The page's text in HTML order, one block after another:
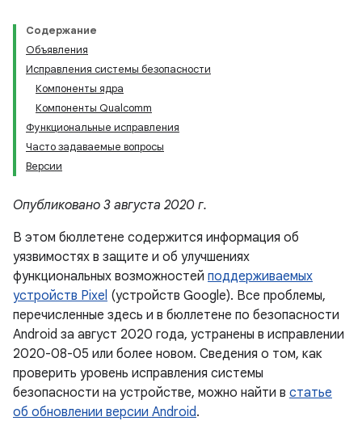
Содержание
Объявления
Исправления системы безопасности
Компоненты ядра
Компоненты Qualcomm
Функциональные исправления
Часто задаваемые вопросы
Версии
Опубликовано 3 августа 2020 г.
В этом бюллетене содержится информация об
уязвимостях в защите и об улучшениях
функциональных возможностей поддерживаемых
устройств Pixel (устройств Google). Все проблемы,
перечисленные здесь и в бюллетене по безопасности
Android за август 2020 года, устранены в исправлении
2020-08-05 или более новом. Сведения о том, как
проверить уровень исправления системы
безопасности на устройстве, можно найти в статье
об обновлении версии Android.